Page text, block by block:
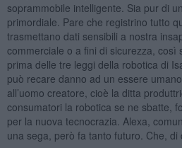
soprammobile intelligente. Sia pur di
primordiale. Pare che registrino tutto
trasmettano dati sensibili a nostra
commerciale o a fini di sicurezza, così
prima delle tre leggi della robotica di
può recare danno ad un essere
all’uomo creatore, cioè la ditta
consumatori la robotica se ne sbatte,
per la nuova tecnocrazia. Alexa,
una sega, però fa tanto futuro. Che, di